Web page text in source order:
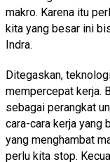
makro. Karena itu
kita yang besar ini
Indra.
Ditegaskan,
mempercepat kerja.
sebagai perangkat
cara-cara kerja yang
yang menghambat
perlu kita stop.